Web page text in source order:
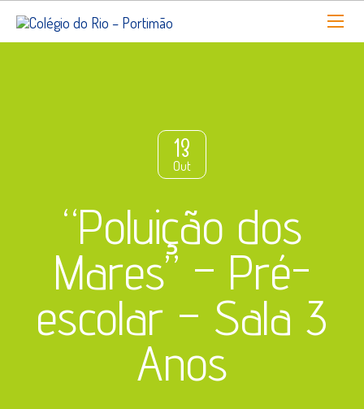
13
Out
“Poluição dos
Mares” – Pré-
escolar – Sala 3
Anos